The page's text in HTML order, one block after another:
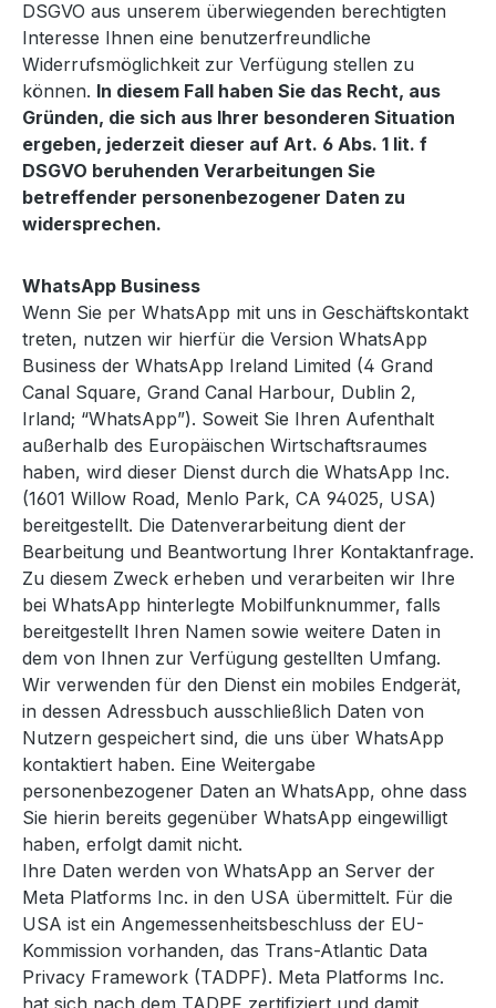
DSGVO aus unserem überwiegenden berechtigten
Interesse Ihnen eine benutzerfreundliche
Widerrufsmöglichkeit zur Verfügung stellen zu
können. In diesem Fall haben Sie das Recht, aus
Gründen, die sich aus Ihrer besonderen Situation
ergeben, jederzeit dieser auf Art. 6 Abs. 1 lit. f
DSGVO beruhenden Verarbeitungen Sie
betreffender personenbezogener Daten zu
widersprechen.
WhatsApp Business
Wenn Sie per WhatsApp mit uns in Geschäftskontakt
treten, nutzen wir hierfür die Version WhatsApp
Business der WhatsApp Ireland Limited (4 Grand
Canal Square, Grand Canal Harbour, Dublin 2,
Irland; “WhatsApp”). Soweit Sie Ihren Aufenthalt
außerhalb des Europäischen Wirtschaftsraumes
haben, wird dieser Dienst durch die WhatsApp Inc.
(1601 Willow Road, Menlo Park, CA 94025, USA)
bereitgestellt. Die Datenverarbeitung dient der
Bearbeitung und Beantwortung Ihrer Kontaktanfrage.
Zu diesem Zweck erheben und verarbeiten wir Ihre
bei WhatsApp hinterlegte Mobilfunknummer, falls
bereitgestellt Ihren Namen sowie weitere Daten in
dem von Ihnen zur Verfügung gestellten Umfang.
Wir verwenden für den Dienst ein mobiles Endgerät,
in dessen Adressbuch ausschließlich Daten von
Nutzern gespeichert sind, die uns über WhatsApp
kontaktiert haben. Eine Weitergabe
personenbezogener Daten an WhatsApp, ohne dass
Sie hierin bereits gegenüber WhatsApp eingewilligt
haben, erfolgt damit nicht.
Ihre Daten werden von WhatsApp an Server der
Meta Platforms Inc. in den USA übermittelt. Für die
USA ist ein Angemessenheitsbeschluss der EU-
Kommission vorhanden, das Trans-Atlantic Data
Privacy Framework (TADPF). Meta Platforms Inc.
hat sich nach dem TADPF zertifiziert und damit